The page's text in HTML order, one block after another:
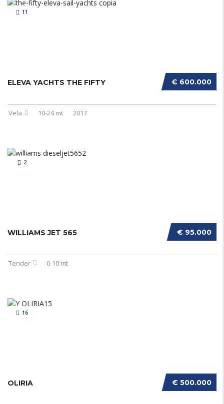
11
€ 600.000
ELEVA YACHTS THE FIFTY
Vela 10-24 mt 2017
2
€ 95.000
WILLIAMS JET 565
Tender 0-10 mt
16
€ 500.000
OLIRIA